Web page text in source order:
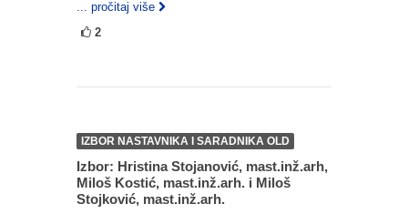
... pročitaj više
2
IZBOR NASTAVNIKA I SARADNIKA OLD
Izbor: Hristina Stojanović, mast.inž.arh,
Miloš Kostić, mast.inž.arh. i Miloš
Stojković, mast.inž.arh.